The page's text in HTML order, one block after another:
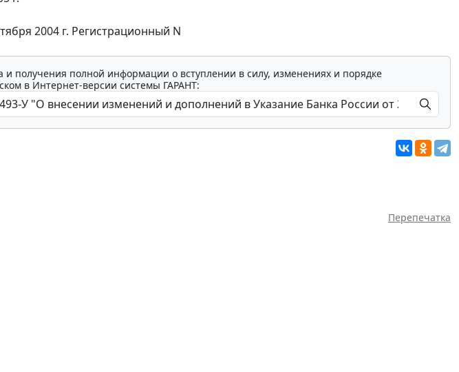
2004 г. Регистрационный N
и получения полной информации о вступлении в силу, изменениях и порядке
в Интернет-версии системы ГАРАНТ:
Перепечатка